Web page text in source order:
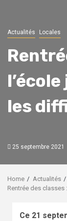
Actualités Locales
les
25 septembre 2021
Home
Actualités
Rentrée des
Ce 21